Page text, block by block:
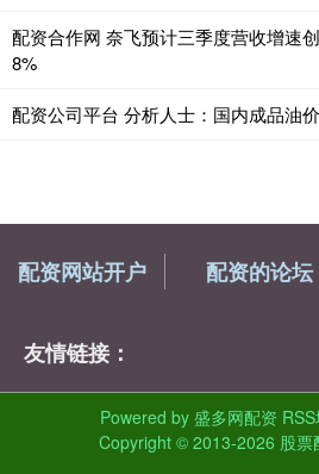
配资合作网 奈飞预计三季度营收增速
8%
配资公司平台 分析人士：国内成品油
配资网站开户 配资的论坛
友情链接：
Powered by 盛多网配资
Copyright © 2013-2026 股票